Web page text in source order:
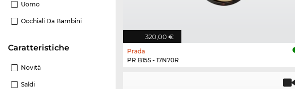
Uomo
Occhiali Da Bambini
Caratteristiche
Novità
Saldi
320,00 €
Prada
PR B15S - 17N70R